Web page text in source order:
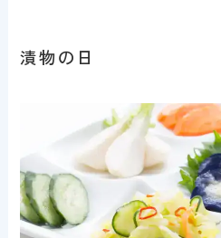
漬物の日